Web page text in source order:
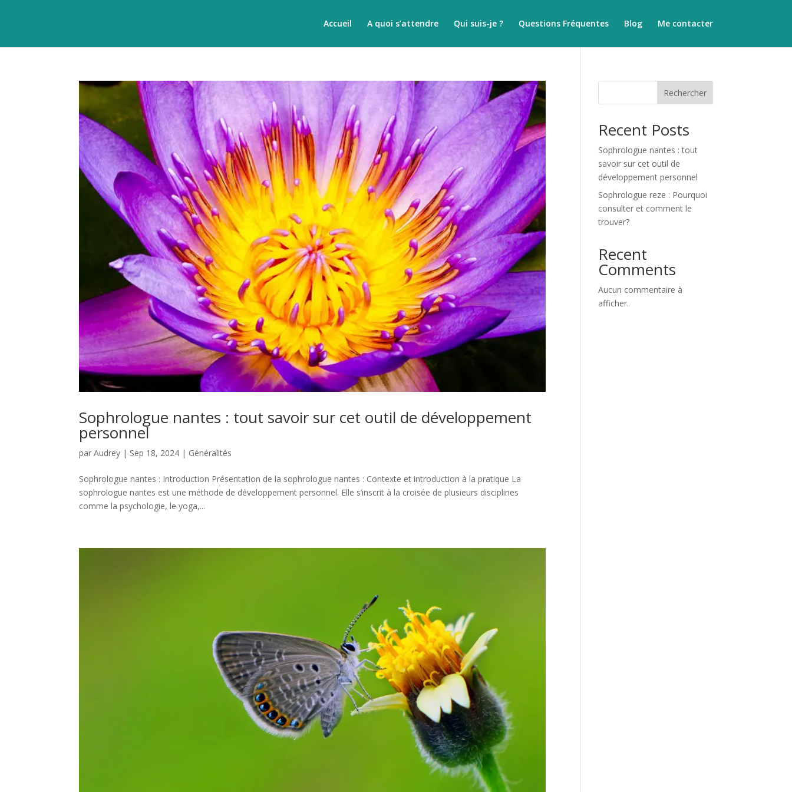
Accueil A quoi s’attendre Qui suis-je ? Questions Fréquentes Blog Me contacter
Sophrologue nantes : tout savoir sur cet outil de développement
personnel
parAudrey | Sep 18, 2024 | Généralités
Sophrologue nantes : Introduction Présentation de la sophrologue nantes : Contexte et introduction à la pratique La
sophrologue nantes est une méthode de développement personnel. Elle s’inscrit à la croisée de plusieurs disciplines
comme la psychologie, le yoga,...
Rechercher
Recent Posts
Sophrologue nantes : tout
savoir sur cet outil de
développement personnel
Sophrologue reze : Pourquoi
consulter et comment le
trouver?
Recent
Comments
Aucun commentaire à
afficher.